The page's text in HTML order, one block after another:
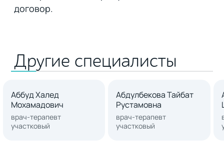
договор.
Другие специалисты
Аббуд Халед
Мохамадович
врач-терапевт
участковый
Абдулбекова Тайбат
Рустамовна
врач-терапевт
участковый